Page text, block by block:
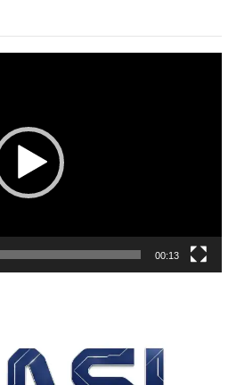
00:13